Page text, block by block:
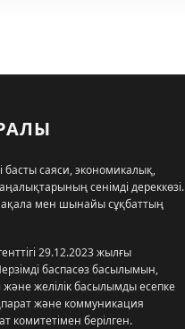
басты саяси, экономикалық,
сенімді дереккөзі.
мен шынайы сұқбаттың
29.12.2023 жылғы
баспасөз басылымын,
және желілік басылымды есепке
және коммуникация
комитетімен берілген.